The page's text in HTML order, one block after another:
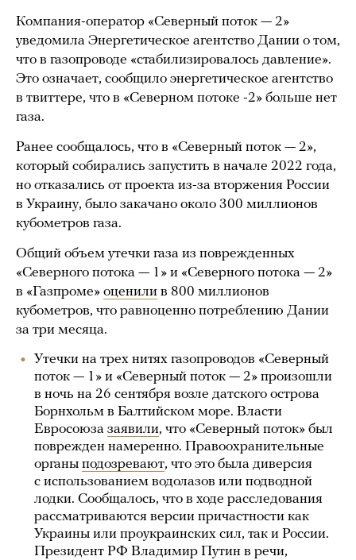
Компания-оператор «Северный поток — 2»
уведомила Энергетическое агентство Дании о том,
что в газопроводе «стабилизировалось давление».
Это означает, сообщило энергетическое агентство
в твиттере, что в «Северном потоке -2» больше нет
газа.
Ранее сообщалось, что в «Северный поток — 2»,
который собирались запустить в начале 2022 года,
но отказались от проекта из-за вторжения России
в Украину, было закачано около 300 миллионов
кубометров газа.
Общий объем утечки газа из поврежденных
«Северного потока — 1» и «Северного потока — 2»
в «Газпроме» оценили в 800 миллионов
кубометров, что равноценно потреблению Дании
за три месяца.
Утечки на трех нитях газопроводов «Северный
поток — 1» и «Северный поток — 2» произошли
в ночь на 26 сентября возле датского острова
Борнхольм в Балтийском море. Власти
Евросоюза заявили, что «Северный поток» был
поврежден намеренно. Правоохранительные
органы подозревают, что это была диверсия
с использованием водолазов или подводной
лодки. Сообщалось, что в ходе расследования
рассматриваются версии причастности как
Украины или проукраинских сил, так и России.
Президент РФ Владимир Путин в речи,